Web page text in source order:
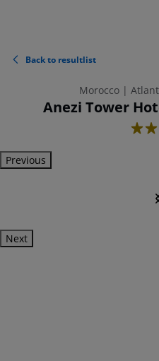
Back to resultlist
Morocco |
Anezi Tower
4
Previous
Next